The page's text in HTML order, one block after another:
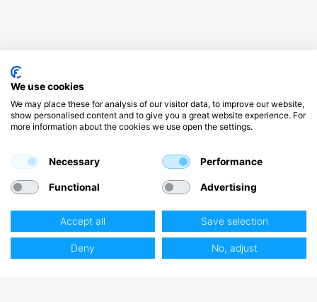
We use cookies
We may place these for analysis of our visitor data, to improve our website,
show personalised content and to give you a great website experience. For
more information about the cookies we use open the settings.
Necessary Performance
Functional Advertising
Accept all Save selection
Deny No, adjust